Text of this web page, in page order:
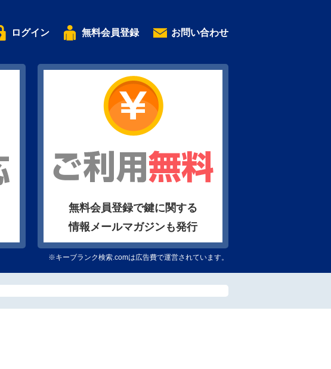
ログイン 無料会員登録 お問い合わせ
無料会員登録で鍵に関する
情報メールマガジンも発行
※キーブランク検索.comは広告費で運営されています。